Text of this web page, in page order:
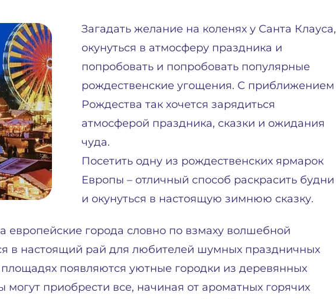
Загадать желание на коленях у Санта Клауса,
окунуться в атмосферу праздника и
попробовать и попробовать популярные
рождественские угощения. С приближением
Рождества так хочется зарядиться
атмосферой праздника, сказки и ожидания
чуда.
Посетить одну из рождественских ярмарок
Европы – отличный способ раскрасить будни
и окунуться в настоящую зимнюю сказку.
европейские города словно по взмаху волшебной
в настоящий рай для любителей шумных праздничных
появляются уютные городки из деревянных
могут приобрести все, начиная от ароматных горячих